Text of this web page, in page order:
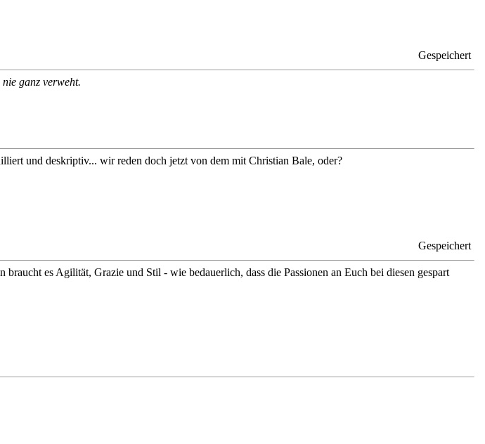
Gespeichert
ganz verweht.
und deskriptiv... wir reden doch jetzt von dem mit Christian Bale, oder?
Gespeichert
es Agilität, Grazie und Stil - wie bedauerlich, dass die Passionen an Euch bei diesen gespart